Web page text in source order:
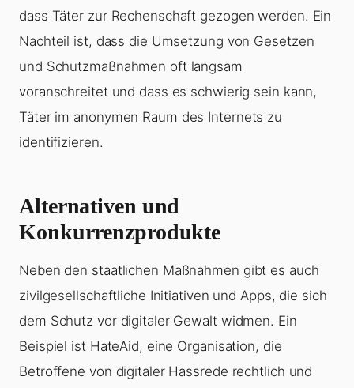
dass Täter zur Rechenschaft gezogen werden. Ein
Nachteil ist, dass die Umsetzung von Gesetzen
und Schutzmaßnahmen oft langsam
voranschreitet und dass es schwierig sein kann,
Täter im anonymen Raum des Internets zu
identifizieren.
Alternativen und
Konkurrenzprodukte
Neben den staatlichen Maßnahmen gibt es auch
zivilgesellschaftliche Initiativen und Apps, die sich
dem Schutz vor digitaler Gewalt widmen. Ein
Beispiel ist HateAid, eine Organisation, die
Betroffene von digitaler Hassrede rechtlich und